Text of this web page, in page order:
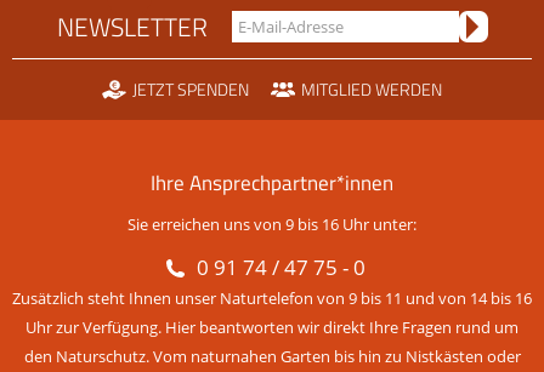
NEWSLETTER
JETZT SPENDEN MITGLIED WERDEN
Ihre Ansprechpartner*innen
Sie erreichen uns von 9 bis 16 Uhr unter:
0 91 74 / 47 75 - 0
Zusätzlich steht Ihnen unser Naturtelefon von 9 bis 11 und von 14 bis 16
Uhr zur Verfügung. Hier beantworten wir direkt Ihre Fragen rund um
den Naturschutz. Vom naturnahen Garten bis hin zu Nistkästen oder